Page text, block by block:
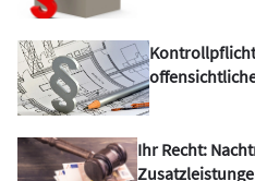
Ihr Recht: